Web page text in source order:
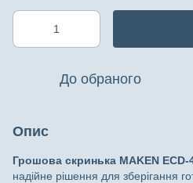
До обраного
Опис
Грошова скринька MAKEN ECD-
надійне рішення для зберігання